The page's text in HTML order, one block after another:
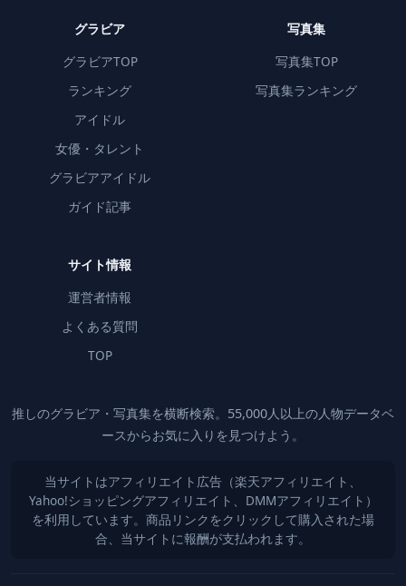
グラビア
グラビアTOP
ランキング
アイドル
女優・タレント
グラビアアイドル
ガイド記事
写真集
写真集TOP
写真集ランキング
サイト情報
運営者情報
よくある質問
TOP
推しのグラビア・写真集を横断検索。55,000人以上の人物データベ
ースからお気に入りを見つけよう。
当サイトはアフィリエイト広告（楽天アフィリエイト、
Yahoo!ショッピングアフィリエイト、DMMアフィリエイト）
を利用しています。商品リンクをクリックして購入された場
合、当サイトに報酬が支払われます。